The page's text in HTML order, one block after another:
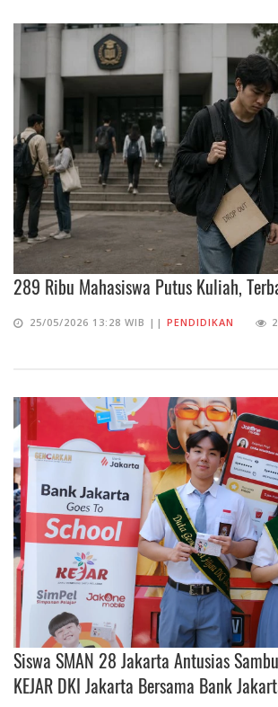
289 Ribu Mahasiswa Putus Kuliah,
25/05/2026 13:28 WIB || PENDIDIKAN
Siswa SMAN 28 Jakarta Antusias
KEJAR DKI Jakarta Bersama Bank